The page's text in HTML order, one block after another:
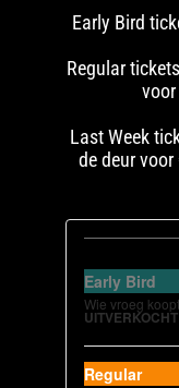
Early Bird
Regular
Last Week
de deur
Early Bird
Wie vroeg
UITVERKOCHT
Regular